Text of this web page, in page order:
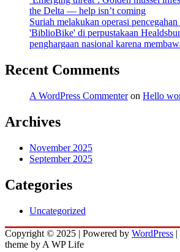
the Delta — help isn’t coming
Suriah melakukan operasi
'BiblioBike' di perpustakaan
penghargaan nasional karena
Recent Comments
A WordPress Commenteron Hello
Archives
November 2025
September 2025
Categories
Uncategorized
Copyright © 2025 | Powered by WordPress |
theme by A WP Life